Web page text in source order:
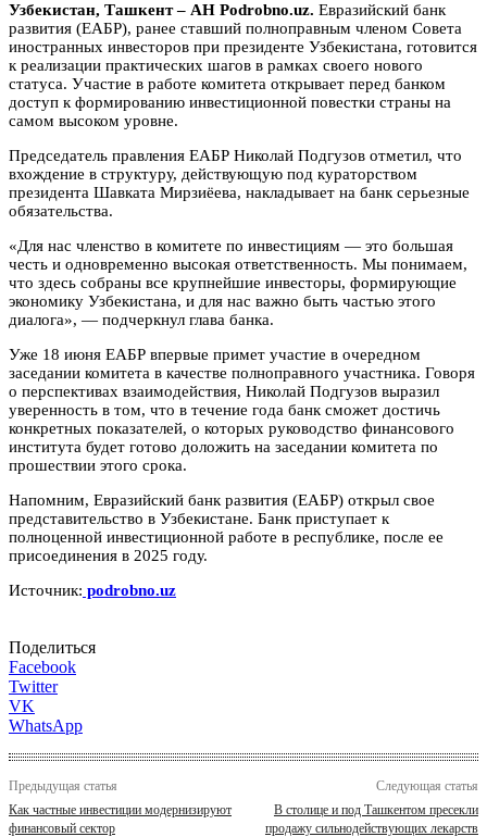
Узбекистан, Ташкент – АН Podrobno.uz. Евразийский банк
развития (ЕАБР), ранее ставший полноправным членом Совета
иностранных инвесторов при президенте Узбекистана, готовится
к реализации практических шагов в рамках своего нового
статуса. Участие в работе комитета открывает перед банком
доступ к формированию инвестиционной повестки страны на
самом высоком уровне.
Председатель правления ЕАБР Николай Подгузов отметил, что
вхождение в структуру, действующую под кураторством
президента Шавката Мирзиёева, накладывает на банк серьезные
обязательства.
«Для нас членство в комитете по инвестициям — это большая
честь и одновременно высокая ответственность. Мы понимаем,
что здесь собраны все крупнейшие инвесторы, формирующие
экономику Узбекистана, и для нас важно быть частью этого
диалога», — подчеркнул глава банка.
Уже 18 июня ЕАБР впервые примет участие в очередном
заседании комитета в качестве полноправного участника. Говоря
о перспективах взаимодействия, Николай Подгузов выразил
уверенность в том, что в течение года банк сможет достичь
конкретных показателей, о которых руководство финансового
института будет готово доложить на заседании комитета по
прошествии этого срока.
Напомним, Евразийский банк развития (ЕАБР) открыл свое
представительство в Узбекистане. Банк приступает к
полноценной инвестиционной работе в республике, после ее
присоединения в 2025 году.
Источник: podrobno.uz
Поделиться
Facebook
Twitter
VK
WhatsApp
Предыдущая статья
Как частные инвестиции модернизируют
финансовый сектор
Следующая статья
В столице и под Ташкентом пресекли
продажу сильнодействующих лекарств